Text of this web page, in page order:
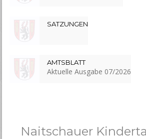
SATZUNGEN
AMTSBLATT
Aktuelle Ausgabe 07/2026
Naitschauer